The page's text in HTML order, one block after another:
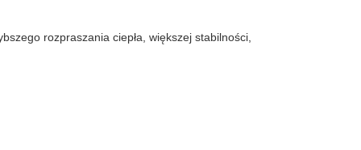
rozpraszania ciepła, większej stabilności,